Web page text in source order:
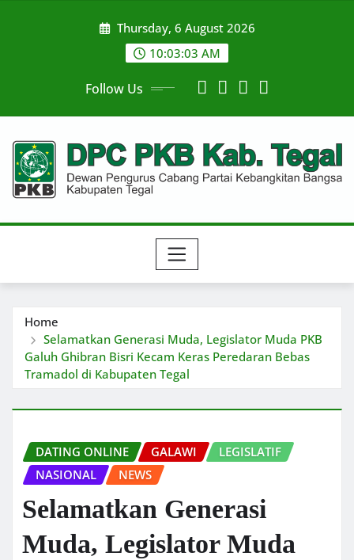
Thursday, 6 August 2026
10:03:03 AM
Follow Us
Home
Selamatkan Generasi Muda, Legislator Muda PKB
Galuh Ghibran Bisri Kecam Keras Peredaran Bebas
Tramadol di Kabupaten Tegal
DATING ONLINE GALAWI
LEGISLATIF
NASIONAL
NEWS
Selamatkan Generasi
Muda, Legislator Muda